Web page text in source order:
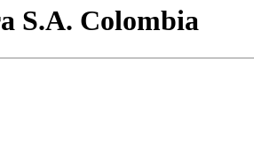
S.A. Colombia